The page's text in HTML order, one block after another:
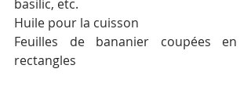
basilic, etc.
Huile pour la cuisson
Feuilles de bananier coupées en
rectangles